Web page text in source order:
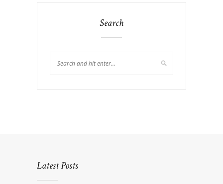
Search
Latest Posts